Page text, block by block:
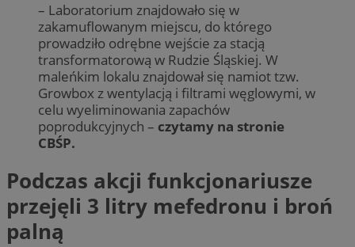
– Laboratorium znajdowało się w
zakamuflowanym miejscu, do którego
prowadziło odrębne wejście za stacją
transformatorową w Rudzie Śląskiej. W
maleńkim lokalu znajdował się namiot tzw.
Growbox z wentylacją i filtrami węglowymi, w
celu wyeliminowania zapachów
poprodukcyjnych – czytamy na stronie
CBŚP.
Podczas akcji funkcjonariusze
przejęli 3 litry mefedronu i broń
palną